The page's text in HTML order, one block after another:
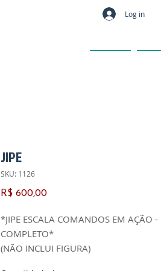
Log in
JIPE
SKU: 1126
R$ 600,00Preço
*JIPE ESCALA COMANDOS EM AÇÃO -
COMPLETO*
(NÃO INCLUI FIGURA)